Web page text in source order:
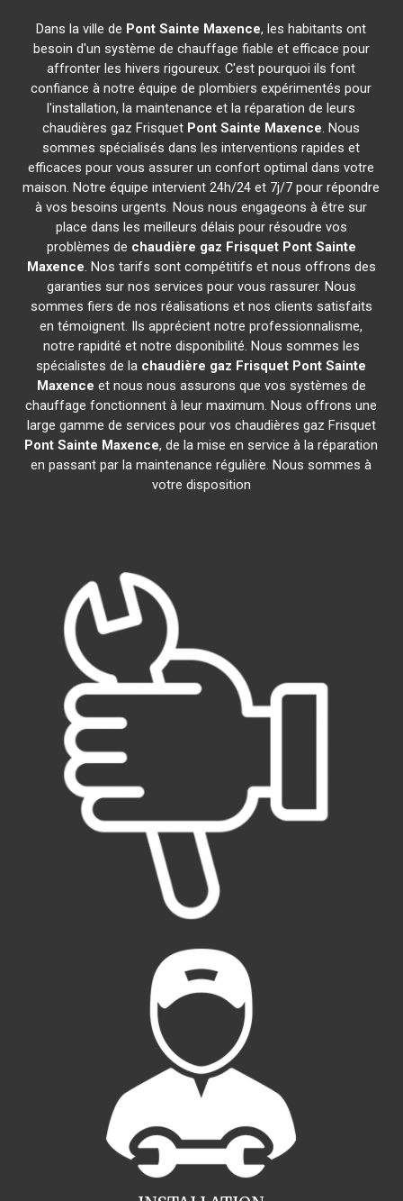
Dans la ville de Pont Sainte Maxence, les habitants ont
besoin d'un système de chauffage fiable et efficace pour
affronter les hivers rigoureux. C'est pourquoi ils font
confiance à notre équipe de plombiers expérimentés pour
l'installation, la maintenance et la réparation de leurs
chaudières gaz Frisquet Pont Sainte Maxence. Nous
sommes spécialisés dans les interventions rapides et
efficaces pour vous assurer un confort optimal dans votre
maison. Notre équipe intervient 24h/24 et 7j/7 pour répondre
à vos besoins urgents. Nous nous engageons à être sur
place dans les meilleurs délais pour résoudre vos
problèmes de chaudière gaz Frisquet Pont Sainte
Maxence. Nos tarifs sont compétitifs et nous offrons des
garanties sur nos services pour vous rassurer. Nous
sommes fiers de nos réalisations et nos clients satisfaits
en témoignent. Ils apprécient notre professionnalisme,
notre rapidité et notre disponibilité. Nous sommes les
spécialistes de la chaudière gaz Frisquet Pont Sainte
Maxence et nous nous assurons que vos systèmes de
chauffage fonctionnent à leur maximum. Nous offrons une
large gamme de services pour vos chaudières gaz Frisquet
Pont Sainte Maxence, de la mise en service à la réparation
en passant par la maintenance régulière. Nous sommes à
votre disposition